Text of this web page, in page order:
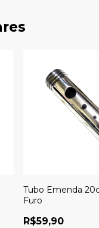
Tubo Emenda
Furo
R$59,90